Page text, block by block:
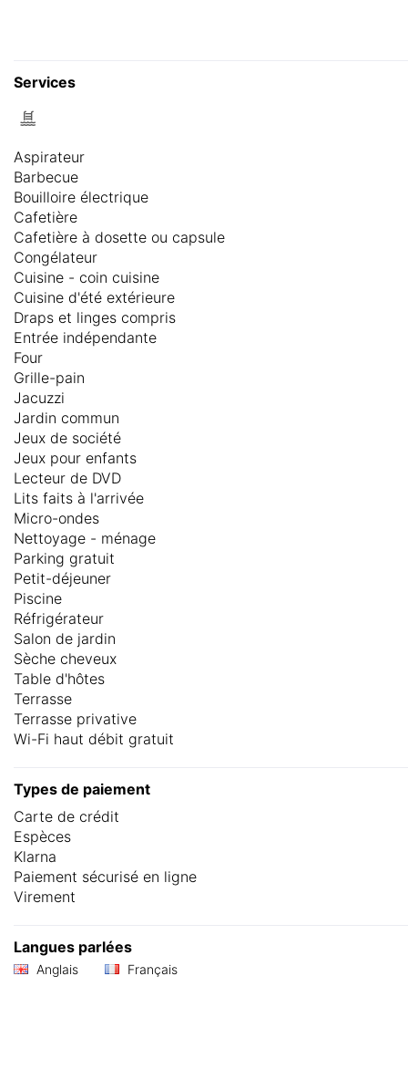
Services
Aspirateur
Barbecue
Bouilloire électrique
Cafetière
Cafetière à dosette ou capsule
Congélateur
Cuisine - coin cuisine
Cuisine d'été extérieure
Draps et linges compris
Entrée indépendante
Four
Grille-pain
Jacuzzi
Jardin commun
Jeux de société
Jeux pour enfants
Lecteur de DVD
Lits faits à l'arrivée
Micro-ondes
Nettoyage - ménage
Parking gratuit
Petit-déjeuner
Piscine
Réfrigérateur
Salon de jardin
Sèche cheveux
Table d'hôtes
Terrasse
Terrasse privative
Wi-Fi haut débit gratuit
Types de paiement
Carte de crédit
Espèces
Klarna
Paiement sécurisé en ligne
Virement
Langues parlées
Anglais Français